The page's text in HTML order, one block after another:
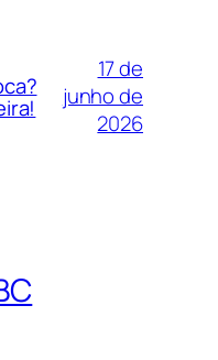
17 de
junho de
2026